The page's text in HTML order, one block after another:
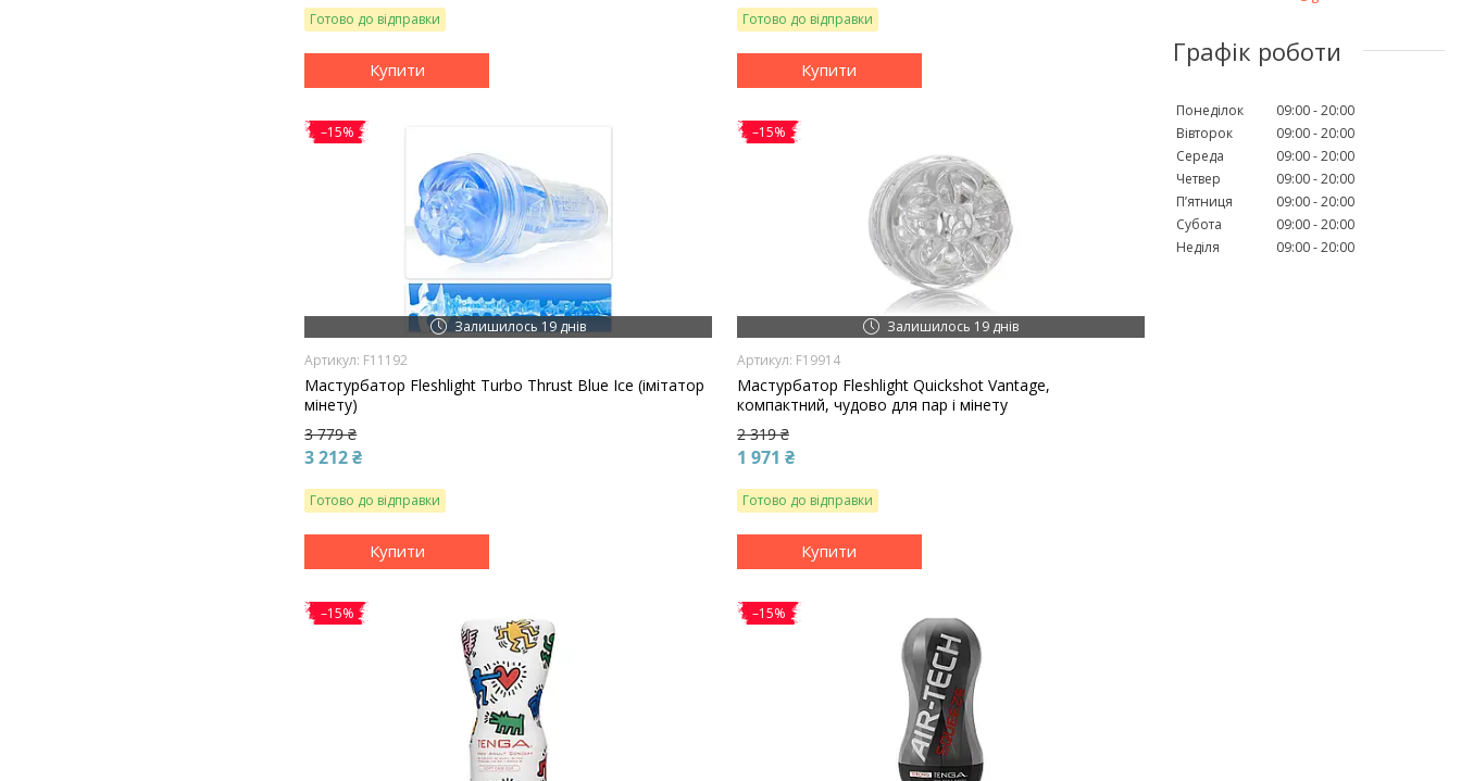
Готово до відправки
Купити
Готово до відправки
Купити
–15%
Залишилось 19 днів
F11192
Мастурбатор Fleshlight Turbo Thrust Blue Ice (імітатор
мінету)
3 779 ₴
3 212 ₴
Готово до відправки
Купити
–15%
Залишилось 19 днів
F19914
Мастурбатор Fleshlight Quickshot Vantage,
компактний, чудово для пар і мінету
2 319 ₴
1 971 ₴
Готово до відправки
Купити
–15% –15%
Графік роботи
Понеділок 09:00 20:00
Вівторок
09:00 20:00
Середа
09:00 20:00
Четвер
09:00 20:00
Пʼятниця
09:00 20:00
Субота
09:00 20:00
Неділя
09:00 20:00